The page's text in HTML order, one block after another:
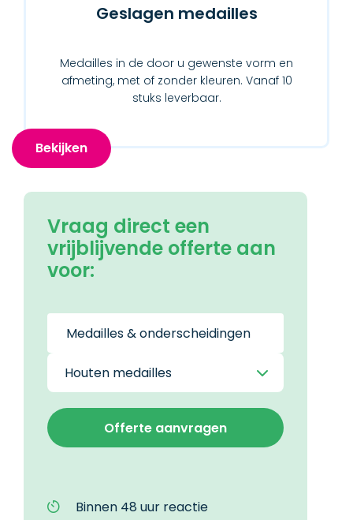
Geslagen medailles
Medailles in de door u gewenste vorm en
afmeting, met of zonder kleuren. Vanaf 10
stuks leverbaar.
Bekijken
Vraag direct een
vrijblijvende offerte aan
voor:
Binnen 48 uur reactie